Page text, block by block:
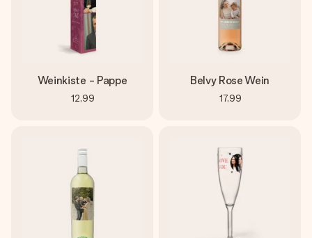
Weinkiste - Pappe
12,99
Belvy Rose Wein
17,99